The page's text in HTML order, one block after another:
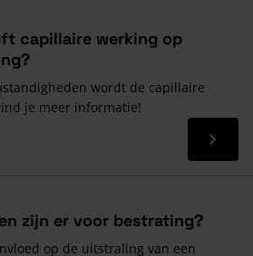
capillaire werking op
wordt de capillaire
je meer informatie!
Lees
zijn er voor bestrating?
op de uitstraling van een